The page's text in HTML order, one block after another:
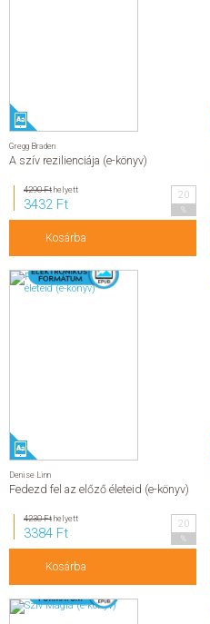
Gregg Braden
A szív rezilienciája (e-könyv)
4290 Fthelyett
3432 Ft
20
Kosárba
Denise Linn
Fedezd fel az előző életeid (e-könyv)
4230 Fthelyett
3384 Ft
20
Kosárba